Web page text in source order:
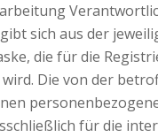
sich aus der
die für die
Die von der
für die